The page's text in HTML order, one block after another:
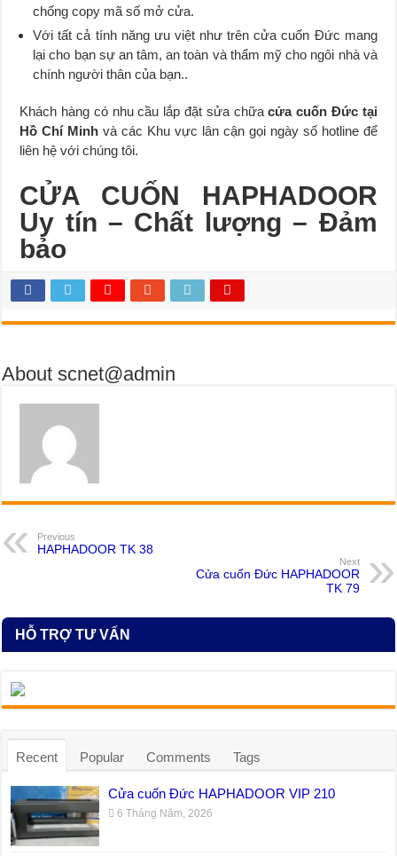
chống copy mã số mở cửa.
Với tất cả tính năng ưu việt như trên cửa cuốn Đức mang
lại cho bạn sự an tâm, an toàn và thẩm mỹ cho ngôi nhà và
chính người thân của bạn..
Khách hàng có nhu cầu lắp đặt sửa chữacửa cuốn Đức tại
Hồ Chí Minh và các Khu vực lân cận gọi ngày số hotline để
liên hệ với chúng tôi.
CỬA CUỐN HAPHADOOR
Uy tín – Chất lượng – Đảm
bảo
About scnet@admin
Previous
HAPHADOOR TK 38
Next
Cửa cuốn Đức HAPHADOOR
TK 79
HỖ TRỢ TƯ VẤN
Recent Popular Comments Tags
Cửa cuốn Đức HAPHADOOR VIP 210
6 Tháng Năm, 2026